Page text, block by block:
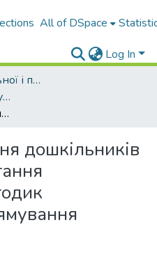
All of DSpace
Log In
Факультет дошкільної і початкової освіти
Наукові публікації. Виступи
Розвиток мовлення дошкільників шляхом використання інноваційних методик мистецького спрямування
дошкільників